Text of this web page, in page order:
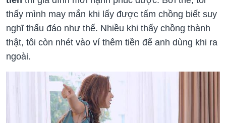
thấy mình may mắn khi lấy được tấm chồng biết suy
nghĩ thấu đáo như thế. Nhiều khi thấy chồng thành
thật, tôi còn nhét vào ví thêm tiền để anh dùng khi ra
ngoài.